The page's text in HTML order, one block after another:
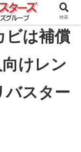
ビは補償
けレン
バスター
検索